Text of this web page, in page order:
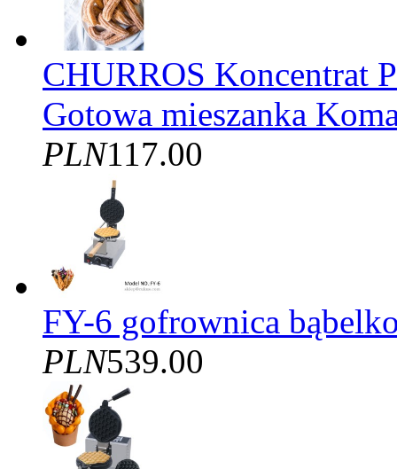
CHURROS Koncentrat
Gotowa mieszanka
PLN117.00
FY-6 gofrownica
PLN539.00